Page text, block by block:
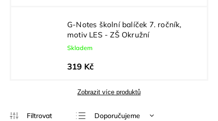
G-Notes školní balíček 7. ročník,
motiv LES - ZŠ Okružní
Skladem
319 Kč
Zobrazit více produktů
Doporučujeme